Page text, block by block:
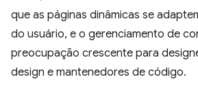
que as páginas dinâmicas se
do usuário, e o gerenciamento de
preocupação crescente para
design e mantenedores de código.